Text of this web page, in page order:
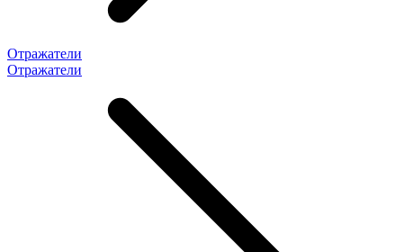
Отражатели
Отражатели